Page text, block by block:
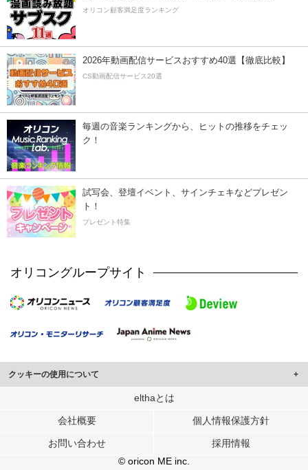
オリコン顧客満足度ランキング
2026年動画配信サービスおすすめ40選【徹底比較】
CS動画配信サービス20選
毎週の音楽ランキングから、ヒットの推移をチェッ
ク！
試写会、登壇イベント、サインチェキなどプレゼン
ト！
プレゼント特集
オリコングループサイト
クッキーの使用について
このサイトでは Cookie を使用して、ユーザーに合わせたコンテンツや広告の
行っています。
メディアや広告配信、データ解析の各パートナーに提供しています。
各パートナーは、この情報とユーザーが各パートナーに提供した他の情報や、
ユーザーが各パートナーのサービスを使用したときに収集した他の情報を組み
elthaとは
会社概要 個人情報保護方針
お問い合わせ
採用情報
© oricon ME inc.